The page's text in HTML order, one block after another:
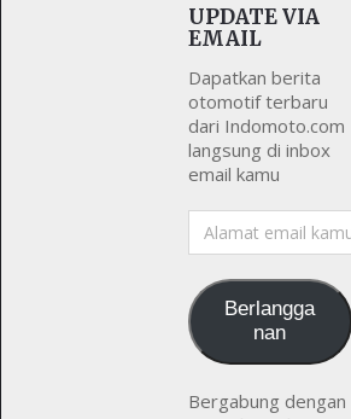
UPDATE VIA
EMAIL
Dapatkan berita
otomotif terbaru
dari Indomoto.com
langsung di inbox
email kamu
Alamat
email
Berlangga
nan
Bergabung dengan